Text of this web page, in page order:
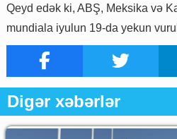
Qeyd edək ki, ABŞ, Meksika və
mundiala iyulun 19-da yekun
Digər xəbərlər